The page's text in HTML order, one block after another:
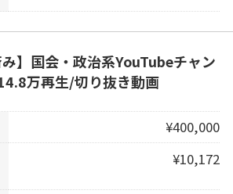
み】国会・政治系YouTubeチャン
万再生/切り抜き動画
¥400,000
¥10,172